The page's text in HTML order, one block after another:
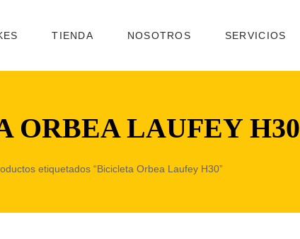
TIENDA NOSOTROS SERVICIOS
ORBEA LAUFEY H30
etiquetados “Bicicleta Orbea Laufey H30”